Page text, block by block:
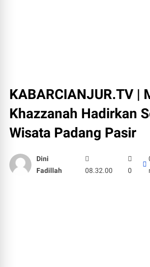
KABARCIANJUR.TV |
Khazzanah Hadirkan
Wisata Padang Pasir
Dini
Fadillah
08.32.00 0